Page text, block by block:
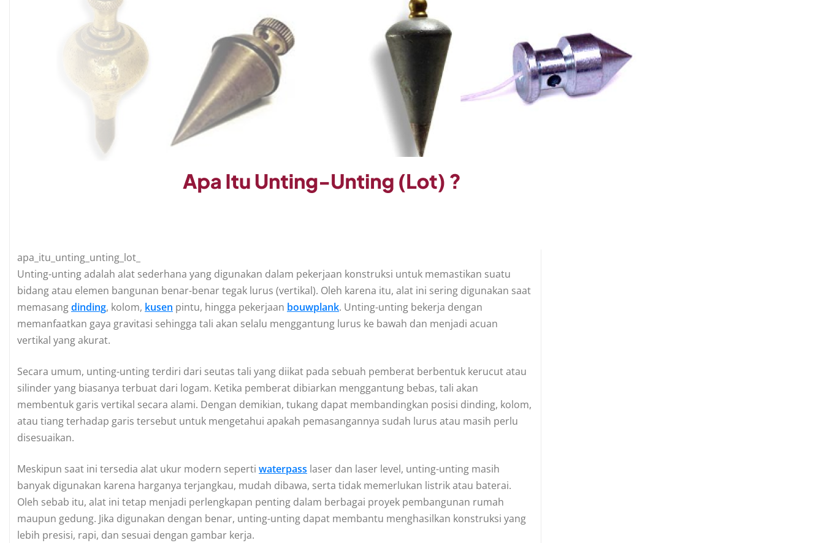
apa_itu_unting_unting_lot_
Unting-unting adalah alat sederhana yang digunakan dalam pekerjaan konstruksi untuk memastikan suatu
bidang atau elemen bangunan benar-benar tegak lurus (vertikal). Oleh karena itu, alat ini sering digunakan saat
memasangdinding, kolom, kusen pintu, hingga pekerjaan bouwplank. Unting-unting bekerja dengan
memanfaatkan gaya gravitasi sehingga tali akan selalu menggantung lurus ke bawah dan menjadi acuan
vertikal yang akurat.
Secara umum, unting-unting terdiri dari seutas tali yang diikat pada sebuah pemberat berbentuk kerucut atau
silinder yang biasanya terbuat dari logam. Ketika pemberat dibiarkan menggantung bebas, tali akan
membentuk garis vertikal secara alami. Dengan demikian, tukang dapat membandingkan posisi dinding, kolom,
atau tiang terhadap garis tersebut untuk mengetahui apakah pemasangannya sudah lurus atau masih perlu
disesuaikan.
Meskipun saat ini tersedia alat ukur modern seperti waterpass laser dan laser level, unting-unting masih
banyak digunakan karena harganya terjangkau, mudah dibawa, serta tidak memerlukan listrik atau baterai.
Oleh sebab itu, alat ini tetap menjadi perlengkapan penting dalam berbagai proyek pembangunan rumah
maupun gedung. Jika digunakan dengan benar, unting-unting dapat membantu menghasilkan konstruksi yang
lebih presisi, rapi, dan sesuai dengan gambar kerja.